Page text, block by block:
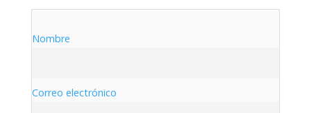
Nombre
Correo electrónico